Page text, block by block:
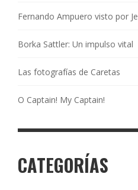
Fernando Ampuero visto por
Borka Sattler: Un impulso vital
Las fotografías de Caretas
O Captain! My Captain!
CATEGORÍAS